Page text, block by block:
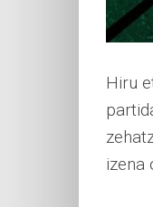
Hiru
izena